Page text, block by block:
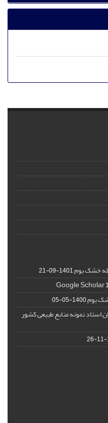
خشک بوم1401-09-21
1400-05-05
نمونه منابع طبیعی کشور